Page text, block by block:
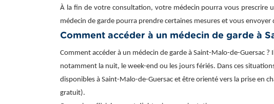
À la fin de votre consultation, votre médecin pourra vous prescrire
médecin de garde pourra prendre certaines mesures et vous
Comment accéder à un médecin de garde à
Comment accéder à un médecin de garde à Saint-Malo-de-Guersac
notamment la nuit, le week-end ou les jours fériés. Dans ces
disponibles à Saint-Malo-de-Guersac et être orienté vers la prise en
gratuit).